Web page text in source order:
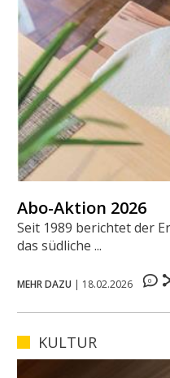
Abo-Aktion 2026
Seit 1989 berichtet der
das südliche ...
MEHR DAZU | 18.02.2026 0
KULTUR